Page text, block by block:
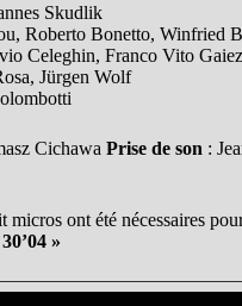
Skudlik
Roberto Bonetto, Winfried
Celeghin, Franco Vito
Jürgen Wolf
Cichawa Prise de son :
micros ont été nécessaires
»